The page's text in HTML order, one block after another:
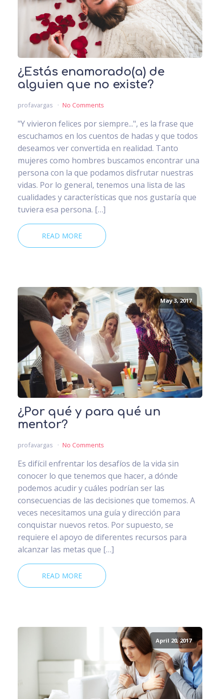
¿Estás enamorado(a) de
alguien que no existe?
profavargas No Comments
"Y vivieron felices por siempre...", es la frase que
escuchamos en los cuentos de hadas y que todos
deseamos ver convertida en realidad. Tanto
mujeres como hombres buscamos encontrar una
persona con la que podamos disfrutar nuestras
vidas. Por lo general, tenemos una lista de las
cualidades y características que nos gustaría que
tuviera esa persona. […]
READ MORE
May 3, 2017
¿Por qué y para qué un
mentor?
profavargas No Comments
Es difícil enfrentar los desafíos de la vida sin
conocer lo que tenemos que hacer, a dónde
podemos acudir y cuáles podrían ser las
consecuencias de las decisiones que tomemos. A
veces necesitamos una guía y dirección para
conquistar nuevos retos. Por supuesto, se
requiere el apoyo de diferentes recursos para
alcanzar las metas que […]
READ MORE
April 20, 2017